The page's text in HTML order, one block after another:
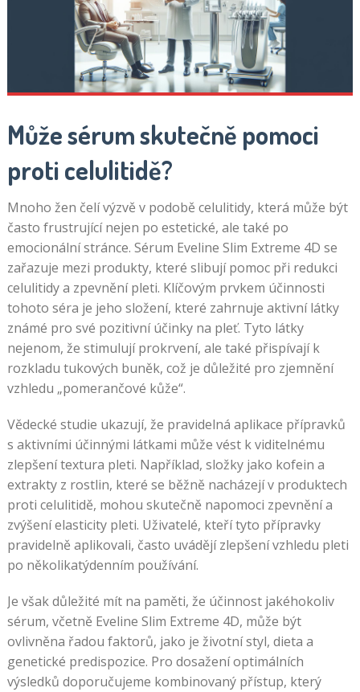
Může sérum skutečně pomoci
proti celulitidě?
Mnoho žen čelí výzvě v podobě celulitidy, která může být
často frustrující nejen po estetické, ale také po
emocionální stránce. Sérum Eveline Slim Extreme 4D se
zařazuje mezi produkty, které slibují pomoc při redukci
celulitidy a zpevnění pleti. Klíčovým prvkem účinnosti
tohoto séra je jeho složení, které zahrnuje aktivní látky
známé pro své pozitivní účinky na pleť. Tyto látky
nejenom, že stimulují prokrvení, ale také přispívají k
rozkladu tukových buněk, což je důležité pro zjemnění
vzhledu „pomerančové kůže“.
Vědecké studie ukazují, že pravidelná aplikace přípravků
s aktivními účinnými látkami může vést k viditelnému
zlepšení textura pleti. Například, složky jako kofein a
extrakty z rostlin, které se běžně nacházejí v produktech
proti celulitidě, mohou skutečně napomoci zpevnění a
zvýšení elasticity pleti. Uživatelé, kteří tyto přípravky
pravidelně aplikovali, často uvádějí zlepšení vzhledu pleti
po několikatýdenním používání.
Je však důležité mít na paměti, že účinnost jakéhokoliv
sérum, včetně Eveline Slim Extreme 4D, může být
ovlivněna řadou faktorů, jako je životní styl, dieta a
genetické predispozice. Pro dosažení optimálních
výsledků doporučujeme kombinovaný přístup, který